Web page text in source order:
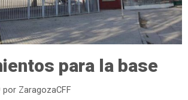
para la base
por ZaragozaCFF